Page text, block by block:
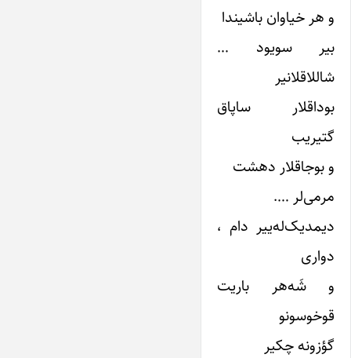
و هر خیاوان باشیندا
بیر سویود …
شاللاقلانیر
بوداقلار ساپاق
گتیریب
و بوجاقلار دهشت
مرمی‌لر ….
دیمدیک‌له‌ییر دام ،
دواری
و شَه‌هر باریت
قوخوسونو
گؤزونه چکیر